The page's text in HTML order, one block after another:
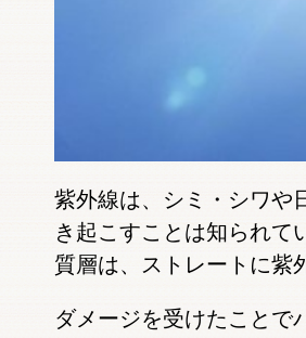
紫外線は、シミ・シワや
き起こすことは知られて
質層は、ストレートに紫
ダメージを受けたことで